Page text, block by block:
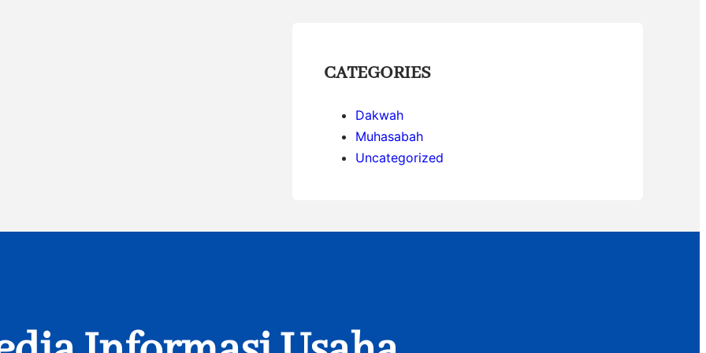
CATEGORIES
Dakwah
Muhasabah
Uncategorized